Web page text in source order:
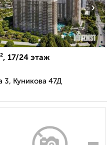
›
17/24 этаж
3, Куникова 47Д